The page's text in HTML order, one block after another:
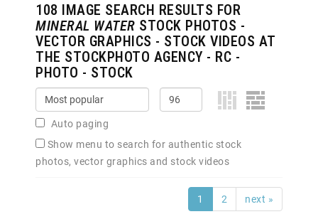
108 IMAGE SEARCH RESULTS FOR
MINERAL WATER STOCK PHOTOS -
VECTOR GRAPHICS - STOCK VIDEOS AT
THE STOCKPHOTO AGENCY - RC -
PHOTO - STOCK
Auto paging
Show menu to search for authentic stock
photos, vector graphics and stock videos
1 2 next »